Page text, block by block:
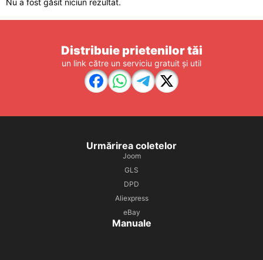
Nu a fost găsit niciun rezultat.
Distribuie prietenilor tăi
un link către un serviciu gratuit și util
Urmărirea coletelor
Joom
GLS
DPD
Aliexpress
eBay
Manuale